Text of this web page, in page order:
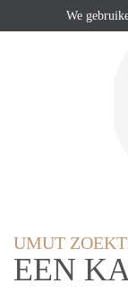
UMUT
EEN
We